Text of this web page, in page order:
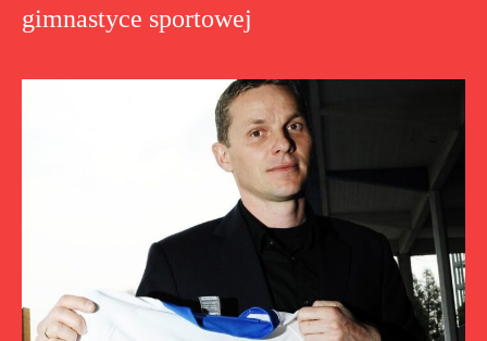
gimnastyce sportowej